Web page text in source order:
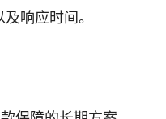
响应时间。